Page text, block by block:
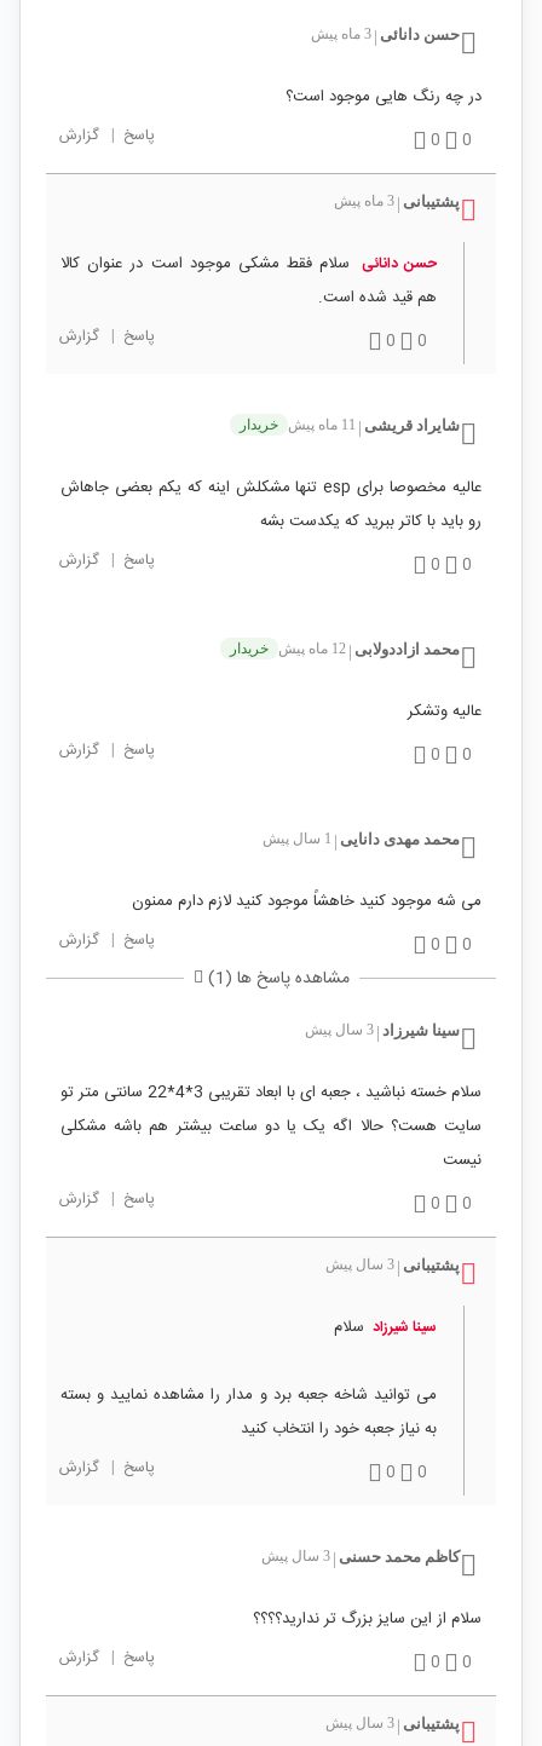
حسن دانائی 3 ماه پیش
در چه رنگ هایی موجود است؟
0
0 پاسخ | گزارش
پشتیبانی 3 ماه پیش
حسن دانائی سلام فقط مشکی موجود است در عنوان کالا
هم قید شده است.
0
0 پاسخ | گزارش
شایراد قریشی 11 ماه پیش خریدار
عالیه مخصوصا برای esp تنها مشکلش اینه که یکم بعضی جاهاش
رو باید با کاتر ببرید که یکدست بشه
0
0 پاسخ | گزارش
محمد ازاددولابی 12 ماه پیش خریدار
عالیه وتشکر
0
0 پاسخ | گزارش
محمد مهدی دانایی 1 سال پیش
می شه موجود کنید خاهشاً موجود کنید لازم دارم ممنون
0
0 پاسخ | گزارش
مشاهده پاسخ ها (1)
سینا شیرزاد 3 سال پیش
سلام خسته نباشید ، جعبه ای با ابعاد تقریبی 3*4*22 سانتی متر تو
سایت هست؟ حالا اگه یک یا دو ساعت بیشتر هم باشه مشکلی
نیست
0
0 پاسخ | گزارش
پشتیبانی 3 سال پیش
سینا شیرزاد سلام
می توانید شاخه جعبه برد و مدار را مشاهده نمایید و بسته
به نیاز جعبه خود را انتخاب کنید
0
0 پاسخ | گزارش
کاظم محمد حسنی 3 سال پیش
سلام از این سایز بزرگ تر ندارید؟؟؟؟
0
0 پاسخ | گزارش
پشتیبانی 3 سال پیش